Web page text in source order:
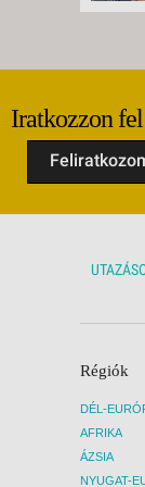
Iratkozzon
Régiók
DÉL-
AFRIKA
ÁZSIA
NYUGAT-